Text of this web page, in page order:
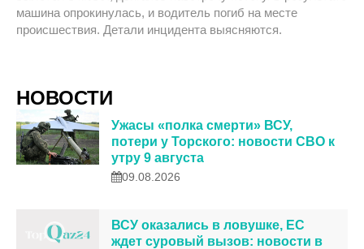
машина опрокинулась, и водитель погиб на месте
происшествия. Детали инцидента выясняются.
НОВОСТИ
Ужасы «полка смерти» ВСУ,
потери у Торского: новости СВО к
утру 9 августа
09.08.2026
ВСУ оказались в ловушке, ЕС
ждет суровый вызов: новости в